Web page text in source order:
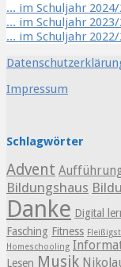
... im Schuljahr 2024/
... im Schuljahr
... im Schuljahr 2022/
Impressum
Schlagwörter
Advent
Bildungshaus
Danke Digital
Fasching Fitness
Homeschooling
Lesen Musik